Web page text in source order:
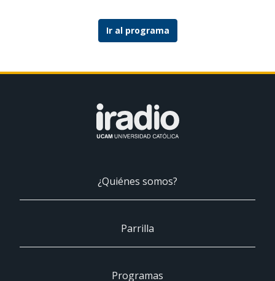
Ir al programa
¿Quiénes somos?
Parrilla
Programas